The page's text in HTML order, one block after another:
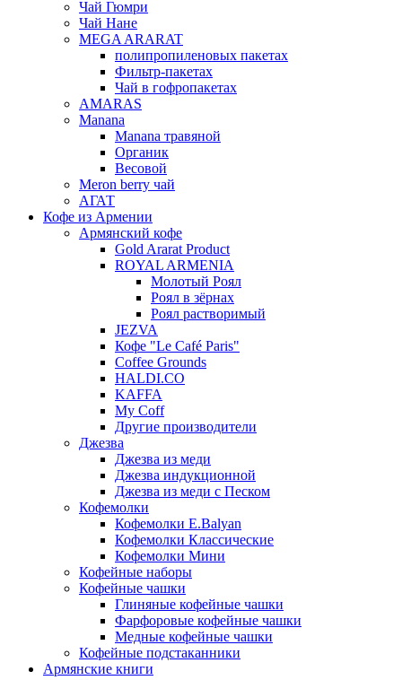
Чай Гюмри
Чай Нане
MEGA ARARAT
полипропиленовых пакетах
Фильтр-пакетах
Чай в гофропакетах
AMARAS
Manana
Manana травяной
Органик
Весовой
Meron berry чай
АГАТ
Кофе из Армении
Армянский кофе
Gold Ararat Product
ROYAL ARMENIA
Молотый Роял
Роял в зёрнах
Роял растворимый
JEZVA
Кофе "Le Café Paris"
Coffee Grounds
HALDI.CO
KAFFA
My Coff
Другие производители
Джезва
Джезва из меди
Джезва индукционной
Джезва из меди с Песком
Кофемолки
Кофемолки E.Balyan
Кофемолки Классические
Кофемолки Мини
Кофейные наборы
Кофейные чашки
Глиняные кофейные чашки
Фарфоровые кофейные чашки
Медные кофейные чашки
Кофейные подстаканники
Армянские книги